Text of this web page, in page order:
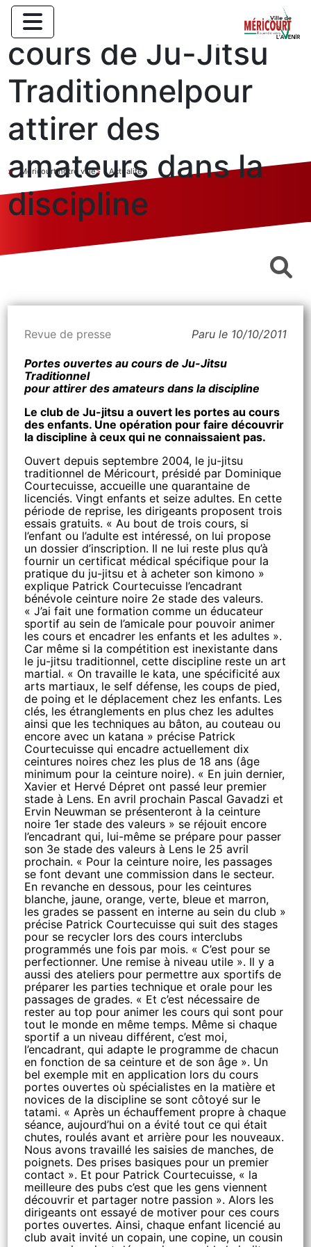
Portes ouvertes au
cours de Ju-Jitsu
Traditionnelpour
attirer des
amateurs dans la
discipline
Méricourt notre ville Actualités
Revue de presse Paru le 10/10/2011
Portes ouvertes au cours de Ju-Jitsu
Traditionnel
pour attirer des amateurs dans la discipline
Le club de Ju-jitsu a ouvert les portes au cours
des enfants. Une opération pour faire découvrir
la discipline à ceux qui ne connaissaient pas.
Ouvert depuis septembre 2004, le ju-jitsu
traditionnel de Méricourt, présidé par Dominique
Courtecuisse, accueille une quarantaine de
licenciés. Vingt enfants et seize adultes. En cette
période de reprise, les dirigeants proposent trois
essais gratuits. « Au bout de trois cours, si
l’enfant ou l’adulte est intéressé, on lui propose
un dossier d’inscription. Il ne lui reste plus qu’à
fournir un certificat médical spécifique pour la
pratique du ju-jitsu et à acheter son kimono »
explique Patrick Courtecuisse l’encadrant
bénévole ceinture noire 2e stade des valeurs.
« J’ai fait une formation comme un éducateur
sportif au sein de l’amicale pour pouvoir animer
les cours et encadrer les enfants et les adultes ».
Car même si la compétition est inexistante dans
le ju-jitsu traditionnel, cette discipline reste un art
martial. « On travaille le kata, une spécificité aux
arts martiaux, le self défense, les coups de pied,
de poing et le déplacement chez les enfants. Les
clés, les étranglements en plus chez les adultes
ainsi que les techniques au bâton, au couteau ou
encore avec un katana » précise Patrick
Courtecuisse qui encadre actuellement dix
ceintures noires chez les plus de 18 ans (âge
minimum pour la ceinture noire). « En juin dernier,
Xavier et Hervé Dépret ont passé leur premier
stade à Lens. En avril prochain Pascal Gavadzi et
Ervin Neuwman se présenteront à la ceinture
noire 1er stade des valeurs » se réjouit encore
l’encadrant qui, lui-même se prépare pour passer
son 3e stade des valeurs à Lens le 25 avril
prochain. « Pour la ceinture noire, les passages
se font devant une commission dans le secteur.
En revanche en dessous, pour les ceintures
blanche, jaune, orange, verte, bleue et marron,
les grades se passent en interne au sein du club »
précise Patrick Courtecuisse qui suit des stages
pour se recycler lors des cours interclubs
programmés une fois par mois. « C’est pour se
perfectionner. Une remise à niveau utile ». Il y a
aussi des ateliers pour permettre aux sportifs de
préparer les parties technique et orale pour les
passages de grades. « Et c’est nécessaire de
rester au top pour animer les cours qui sont pour
tout le monde en même temps. Même si chaque
sportif a un niveau différent, c’est moi,
l’encadrant, qui adapte le programme de chacun
en fonction de sa ceinture et de son âge ». Un
bel exemple mit en application lors du cours
portes ouvertes où spécialistes en la matière et
novices de la discipline se sont côtoyé sur le
tatami. « Après un échauffement propre à chaque
séance, aujourd’hui on a évité tout ce qui était
chutes, roulés avant et arrière pour les nouveaux.
Nous avons travaillé les saisies de manches, de
poignets. Des prises basiques pour un premier
contact ». Et pour Patrick Courtecuisse, « la
meilleure des pubs c’est que les gens viennent
découvrir et partager notre passion ». Alors les
dirigeants ont essayé de motiver pour ces cours
portes ouvertes. Ainsi, chaque enfant licencié au
club avait invité un copain, une copine, un cousin